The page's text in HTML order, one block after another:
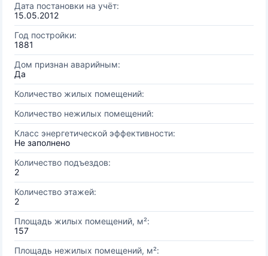
Дата постановки на учёт:
15.05.2012
Год постройки:
1881
Дом признан аварийным:
Да
Количество жилых помещений:
Количество нежилых помещений:
Класс энергетической эффективности:
Не заполнено
Количество подъездов:
2
Количество этажей:
2
Площадь жилых помещений, м²:
157
Площадь нежилых помещений, м²: